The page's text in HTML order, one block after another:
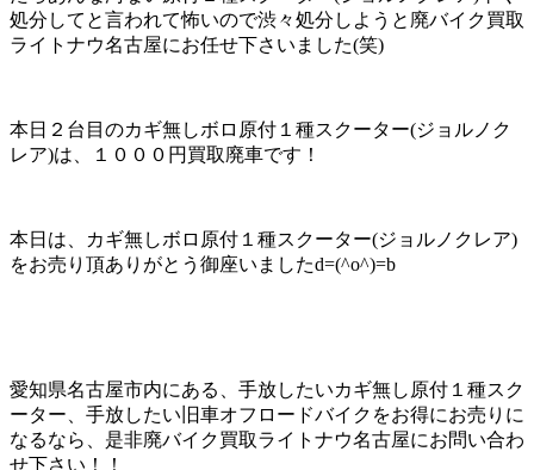
処分してと言われて怖いので渋々処分しようと廃バイク買取
ライトナウ名古屋にお任せ下さいました(笑)
本日２台目のカギ無しボロ原付１種スクーター(ジョルノク
レア)は、１０００円買取廃車です！
本日は、カギ無しボロ原付１種スクーター(ジョルノクレア)
をお売り頂ありがとう御座いましたd=(^o^)=b
愛知県名古屋市内にある、手放したいカギ無し原付１種スク
ーター、手放したい旧車オフロードバイクをお得にお売りに
なるなら、是非廃バイク買取ライトナウ名古屋にお問い合わ
せ下さい！！